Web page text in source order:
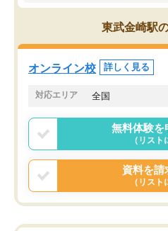
のも重宝しています。
東武金崎駅
オンライン校 詳しく見る
対応エリア 全国
無料体験を
（リスト
資料を請
（リスト